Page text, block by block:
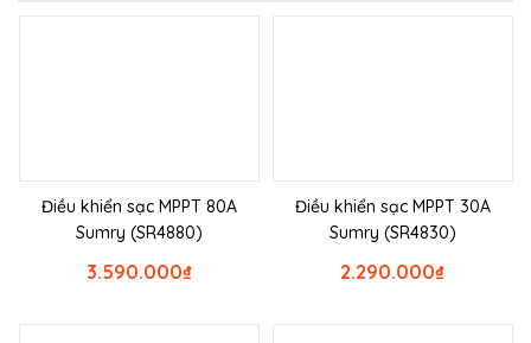
Điều khiển sạc MPPT 80A
Sumry (SR4880)
₫
3.590.000
Điều khiển sạc MPPT 30A
Sumry (SR4830)
₫
2.290.000